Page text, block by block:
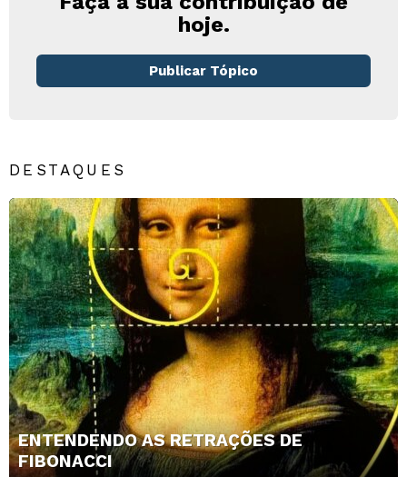
hoje.
Publicar Tópico
DESTAQUES
ENTENDENDO AS RETRAÇÕES DE
FIBONACCI